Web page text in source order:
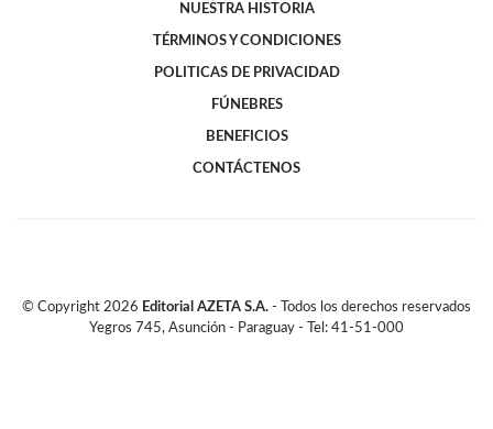
NUESTRA HISTORIA
TÉRMINOS Y CONDICIONES
POLITICAS DE PRIVACIDAD
FÚNEBRES
BENEFICIOS
CONTÁCTENOS
© Copyright 2026 Editorial AZETA S.A. - Todos los derechos reservados
Yegros 745, Asunción - Paraguay - Tel: 41-51-000